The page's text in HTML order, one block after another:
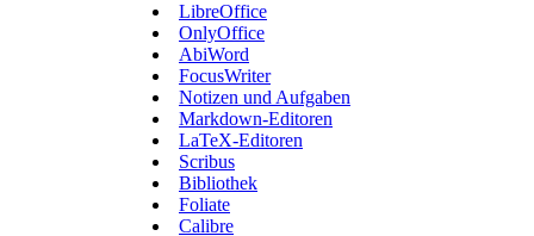
LibreOffice
OnlyOffice
AbiWord
FocusWriter
Notizen und Aufgaben
Markdown-Editoren
LaTeX-Editoren
Scribus
Bibliothek
Foliate
Calibre